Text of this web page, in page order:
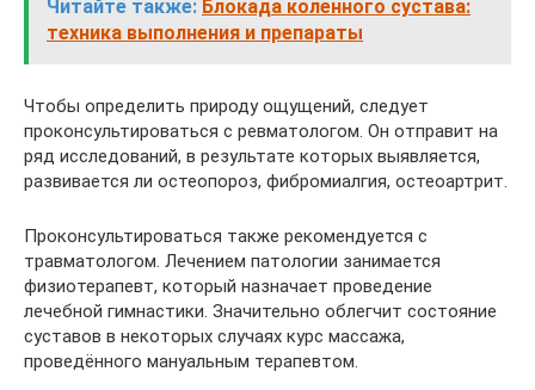
Читайте также: Блокада коленного сустава:
техника выполнения и препараты
Чтобы определить природу ощущений, следует
проконсультироваться с ревматологом. Он отправит на
ряд исследований, в результате которых выявляется,
развивается ли остеопороз, фибромиалгия, остеоартрит.
Проконсультироваться также рекомендуется с
травматологом. Лечением патологии занимается
физиотерапевт, который назначает проведение
лечебной гимнастики. Значительно облегчит состояние
суставов в некоторых случаях курс массажа,
проведённого мануальным терапевтом.